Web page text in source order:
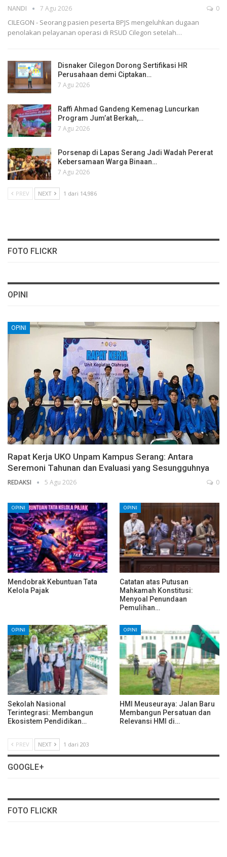
NANDI 7 Agu 2026 0
CILEGON - Seorang pasien peserta BPJS mengeluhkan dugaan
penolakan pelayanan operasi di RSUD Cilegon setelah…
Disnaker Cilegon Dorong Sertifikasi HR
Perusahaan demi Ciptakan…
7 Agu 2026
Raffi Ahmad Gandeng Kemenag Luncurkan
Program Jum’at Berkah,…
7 Agu 2026
Porsenap di Lapas Serang Jadi Wadah Pererat
Kebersamaan Warga Binaan…
7 Agu 2026
PREV NEXT 1 dari 14,986
FOTO FLICKR
OPINI
OPINI
Rapat Kerja UKO Unpam Kampus Serang: Antara
Seremoni Tahunan dan Evaluasi yang Sesungguhnya
REDAKSI 5 Agu 2026 0
OPINI
Mendobrak Kebuntuan Tata
Kelola Pajak
OPINI
Catatan atas Putusan
Mahkamah Konstitusi:
Menyoal Penundaan
Pemulihan…
OPINI
Sekolah Nasional
Terintegrasi: Membangun
Ekosistem Pendidikan…
OPINI
HMI Meuseuraya: Jalan Baru
Membangun Persatuan dan
Relevansi HMI di…
PREV NEXT 1 dari 203
GOOGLE+
FOTO FLICKR